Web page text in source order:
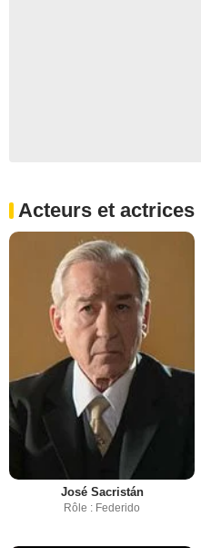
Acteurs et actrices
José Sacristán
Rôle : Federido